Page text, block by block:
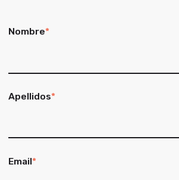
Nombre*
Apellidos*
Email*